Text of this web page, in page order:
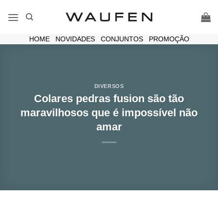
HOME| NOVIDADES| CONJUNTOS| PROMOÇÃO
DIVERSOS
Colares pedras fusion são tão
maravilhosos que é impossível não
amar